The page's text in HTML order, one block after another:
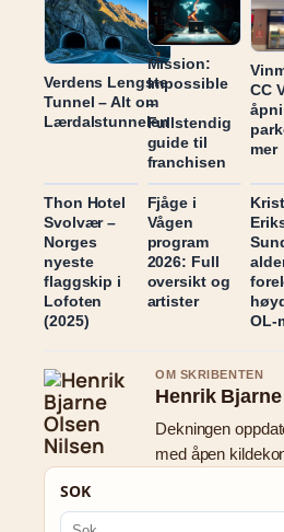
Verdens Lengste
Tunnel – Alt om
Lærdalstunnelen
Mission:
Impossible
–
Fullstendig
guide til
franchisen
CC
mer
Thon Hotel
Svolvær –
Norges
nyeste
flaggskip i
Lofoten
(2025)
Fjåge i
Vågen
program
2026: Full
oversikt og
artister
OL-
OM SKRIBENTEN
Henrik
Dekningen
med åpen
SOK